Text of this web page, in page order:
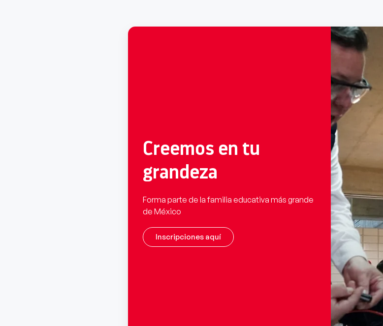
Creemos en tu
grandeza
Forma parte de la familia educativa más grande
de México
Inscripciones aquí